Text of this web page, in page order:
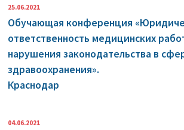
25.06.2021
Обучающая конференция
ответственность медицинских
нарушения законодательства в
здравоохранения».
Краснодар
04.06.2021